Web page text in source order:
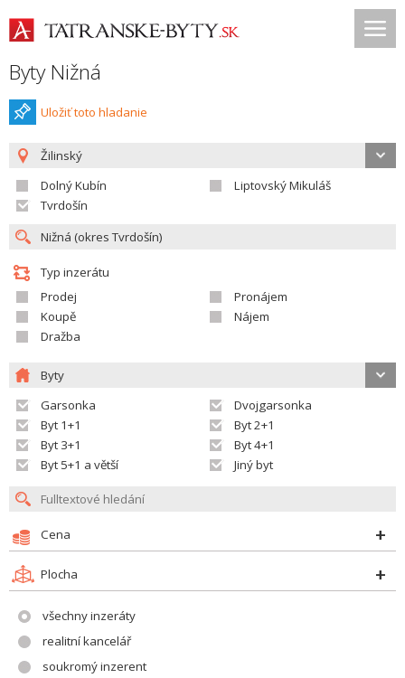
Byty Nižná
Uložiť toto hladanie
Žilinský
Dolný Kubín
Liptovský Mikuláš
Tvrdošín
Typ inzerátu
Prodej
Pronájem
Koupě
Nájem
Dražba
Byty
Garsonka
Dvojgarsonka
Byt 1+1
Byt 2+1
Byt 3+1
Byt 4+1
Byt 5+1 a větší
Jiný byt
Cena
Plocha
všechny inzeráty
realitní kancelář
soukromý inzerent